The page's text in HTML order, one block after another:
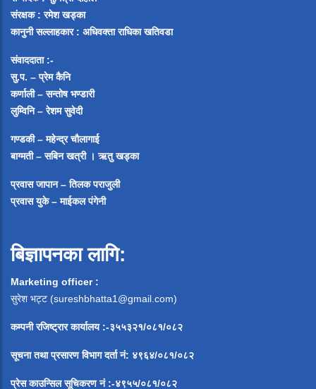
संरक्षक : रमेश खड्का
कानुनी सल्लाहकार : अधिवक्ता राधिका खतिवडा
संवाददाता :-
सु.प. – प्रेम कैनि
कर्णाली – सन्तोष भण्डारी
लुम्विनि – रेशम सुवेदी
गण्डकी – महेन्द्र चौलागाई
बाग्मती – सबिन खत्री ।ऋतु खड्का
प्रवास जापान – तिलक पराजुली
प्रवास युके – माईकल पंगेनी
बिज्ञापनका लागि:
Marketing officer :
सुरेश भट्ट (sureshbhatta1@gmail.com)
कम्पनी रजिष्ट्रार कार्यालय :-३५५३२१/०८१/०८२
सूचना तथा प्रसारण विभाग दर्ता नं: ४९६४/०८१/०८२
प्रेस काउन्सिल सूचिकरण नं:-४९५५/०८१/०८२